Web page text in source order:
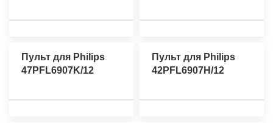
Пульт для Philips
47PFL6907K/12
Пульт для Philips
42PFL6907H/12